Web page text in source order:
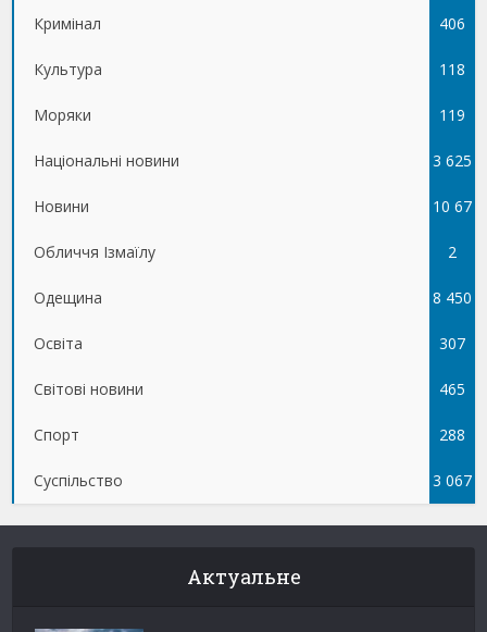
Кримінал 406
Культура 118
Моряки 119
Національні новини 3 625
Новини 10 67
5
Обличчя Ізмаїлу 2
Одещина 8 450
Освіта 307
Світові новини 465
Спорт 288
Суспільство 3 067
Актуальне